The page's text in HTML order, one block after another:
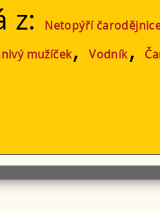
z:
Netopýří
mužíček, Vodník,